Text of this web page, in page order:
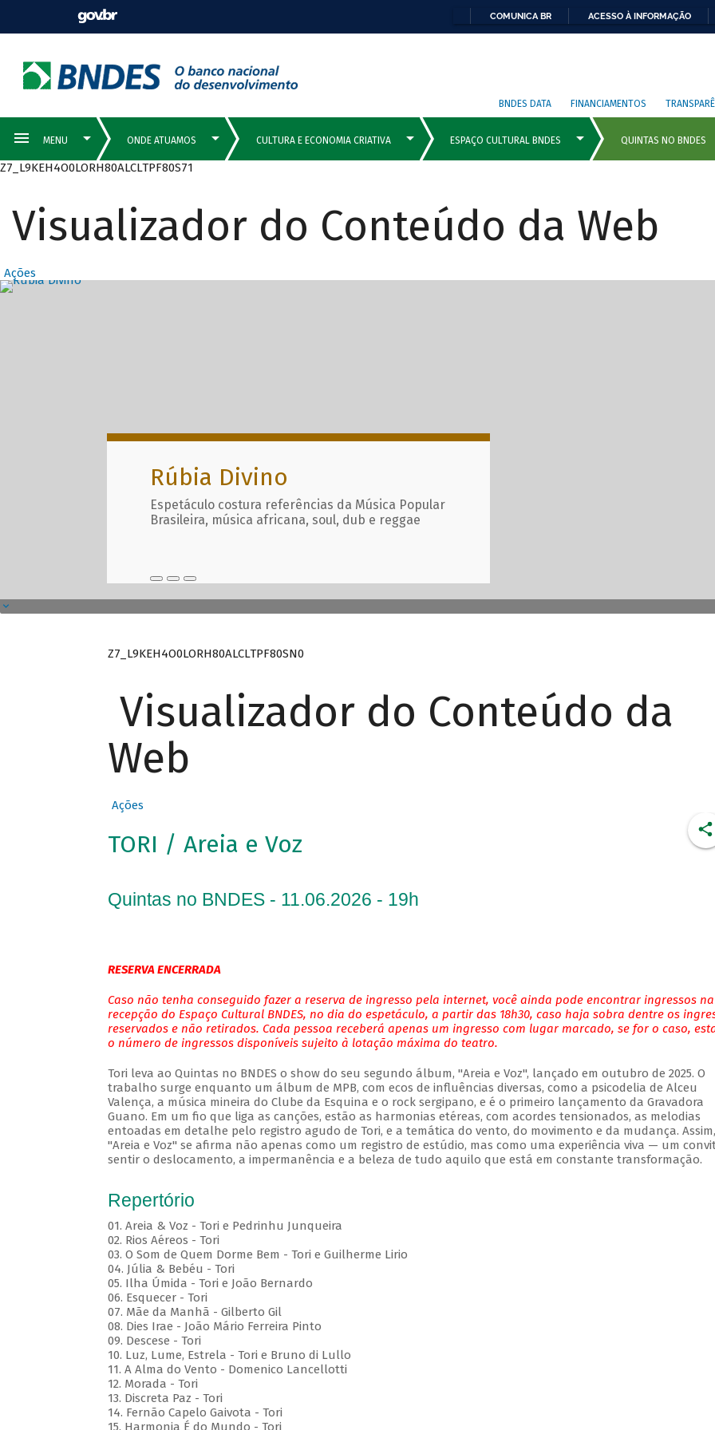
COMUNICA BR ACESSO À INFORMAÇÃO
BNDES DATA FINANCIAMENTOS
Z7_L9KEH4O0LORH80ALCLTPF80S71
Visualizador do Conteúdo da Web
Ações
Destaques Principais com
Rúbia Divino
Espetáculo costura referências da Música Popular
Brasileira, música africana, soul, dub e reggae
Z7_L9KEH4O0LORH80ALCLTPF80SN0
Visualizador do Conteúdo da
Web
Ações
TORI / Areia e Voz
Quintas no BNDES - 11.06.2026 - 19h
RESERVA ENCERRADA
Caso não tenha conseguido fazer a reserva de ingresso pela internet, você ainda pode encontrar ingressos na
recepção do Espaço Cultural BNDES, no dia do espetáculo, a partir das 18h30, caso haja sobra dentre os
reservados e não retirados. Cada pessoa receberá apenas um ingresso com lugar marcado, se for o caso,
o número de ingressos disponíveis sujeito à lotação máxima do teatro.
Tori leva ao Quintas no BNDES o show do seu segundo álbum, "Areia e Voz", lançado em outubro de 2025. O
trabalho surge enquanto um álbum de MPB, com ecos de influências diversas, como a psicodelia de Alceu
Valença, a música mineira do Clube da Esquina e o rock sergipano, e é o primeiro lançamento da Gravadora
Guano. Em um fio que liga as canções, estão as harmonias etéreas, com acordes tensionados, as melodias
entoadas em detalhe pelo registro agudo de Tori, e a temática do vento, do movimento e da mudança. Assim,
"Areia e Voz" se afirma não apenas como um registro de estúdio, mas como uma experiência viva — um
sentir o deslocamento, a impermanência e a beleza de tudo aquilo que está em constante transformação.
Repertório
01. Areia & Voz - Tori e Pedrinhu Junqueira
02. ⁠Rios Aéreos - Tori
03. O Som de Quem Dorme Bem - Tori e Guilherme Lirio
04. Júlia & Bebéu - Tori
05. Ilha Úmida - Tori e João Bernardo
06. Esquecer - Tori
07. Mãe da Manhã - Gilberto Gil
08. Dies Irae - João Mário Ferreira Pinto
09. Descese - Tori
10. Luz, Lume, Estrela - Tori e Bruno di Lullo
11. A Alma do Vento - Domenico Lancellotti
12. Morada - Tori
13. Discreta Paz - Tori
14. Fernão Capelo Gaivota - Tori